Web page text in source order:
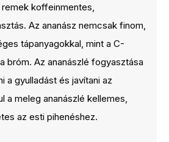
koffeinmentes,
Az ananász nemcsak finom,
tápanyagokkal, mint a C-
bróm. Az ananászlé fogyasztása
a gyulladást és javítani az
a meleg ananászlé kellemes,
az esti pihenéshez.